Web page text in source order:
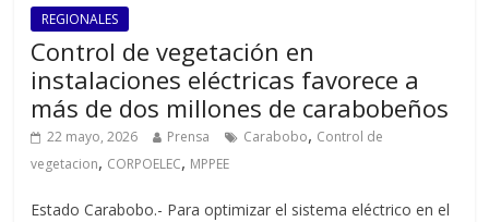
REGIONALES
Control de vegetación en
instalaciones eléctricas favorece a
más de dos millones de carabobeños
22 mayo, 2026 Prensa Carabobo, Control de
vegetacion, CORPOELEC, MPPEE
Estado Carabobo.- Para optimizar el sistema eléctrico en el